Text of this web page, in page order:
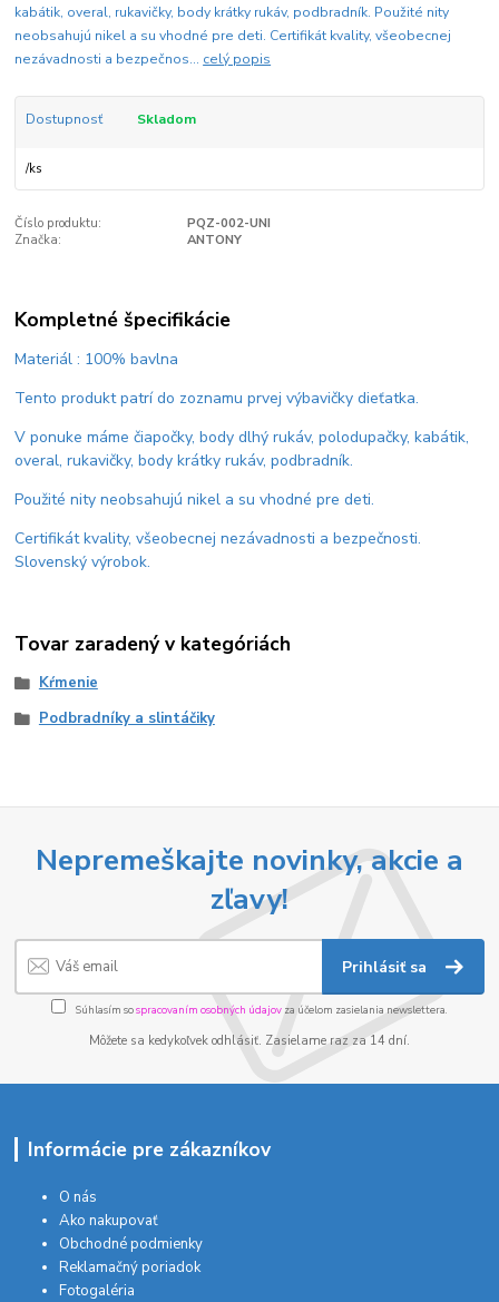
kabátik, overal, rukavičky, body krátky rukáv, podbradník. Použité nity
neobsahujú nikel a su vhodné pre deti. Certifikát kvality, všeobecnej
nezávadnosti a bezpečnos... celý popis
Dostupnosť Skladom
/ks
Číslo produktu:
PQZ-002-UNI
Značka:
ANTONY
Kompletné špecifikácie
Materiál : 100% bavlna
Tento produkt patrí do zoznamu prvej výbavičky dieťatka.
V ponuke máme čiapočky, body dlhý rukáv, polodupačky, kabátik,
overal, rukavičky, body krátky rukáv, podbradník.
Použité nity neobsahujú nikel a su vhodné pre deti.
Certifikát kvality, všeobecnej nezávadnosti a bezpečnosti.
Slovenský výrobok.
Tovar zaradený v kategóriách
Kŕmenie
Podbradníky a slintáčiky
Nepremeškajte novinky, akcie a
zľavy!
Prihlásiť sa
Súhlasím sospracovaním osobných údajov za účelom zasielania newslettera.
Môžete sa kedykoľvek odhlásiť. Zasielame raz za 14 dní.
Informácie pre zákazníkov
O nás
Ako nakupovať
Obchodné podmienky
Reklamačný poriadok
Fotogaléria